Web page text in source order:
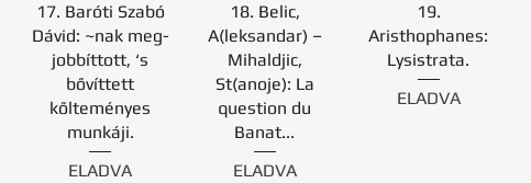
17. Baróti Szabó
Dávid: ~nak meg-
jobbíttott, ‘s
bővíttett
kőlteményes
munkáji.
ELADVA
18. Belic,
A(leksandar) –
Mihaldjic,
St(anoje): La
question du
Banat...
ELADVA
19.
Aristhophanes:
Lysistrata.
ELADVA